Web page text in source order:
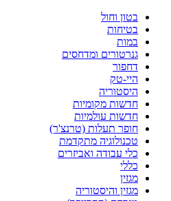
בטון וחול
בטיחות
במות
גנרטורים ומדחסים
דחפור
היי-טק
היסטוריה
חדשות מקומיות
חדשות עולמיות
חופר תעלות (טרנצ'ר)
טכנולוגיה מתקדמת
כלי עבודה ואביזרים
כללי
מגזין
מגזין והיסטוריה